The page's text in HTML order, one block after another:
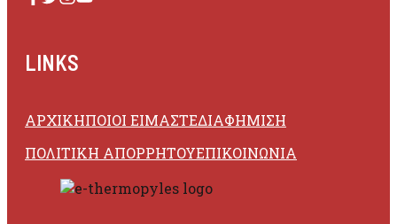
LINKS
ΑΡΧΙΚΗΠΟΙΟΙ ΕΙΜΑΣΤΕΔΙΑΦΗΜΙΣΗ
ΠΟΛΙΤΙΚΗ ΑΠΟΡΡΗΤΟΥΕΠΙΚΟΙΝΩΝΙΑ